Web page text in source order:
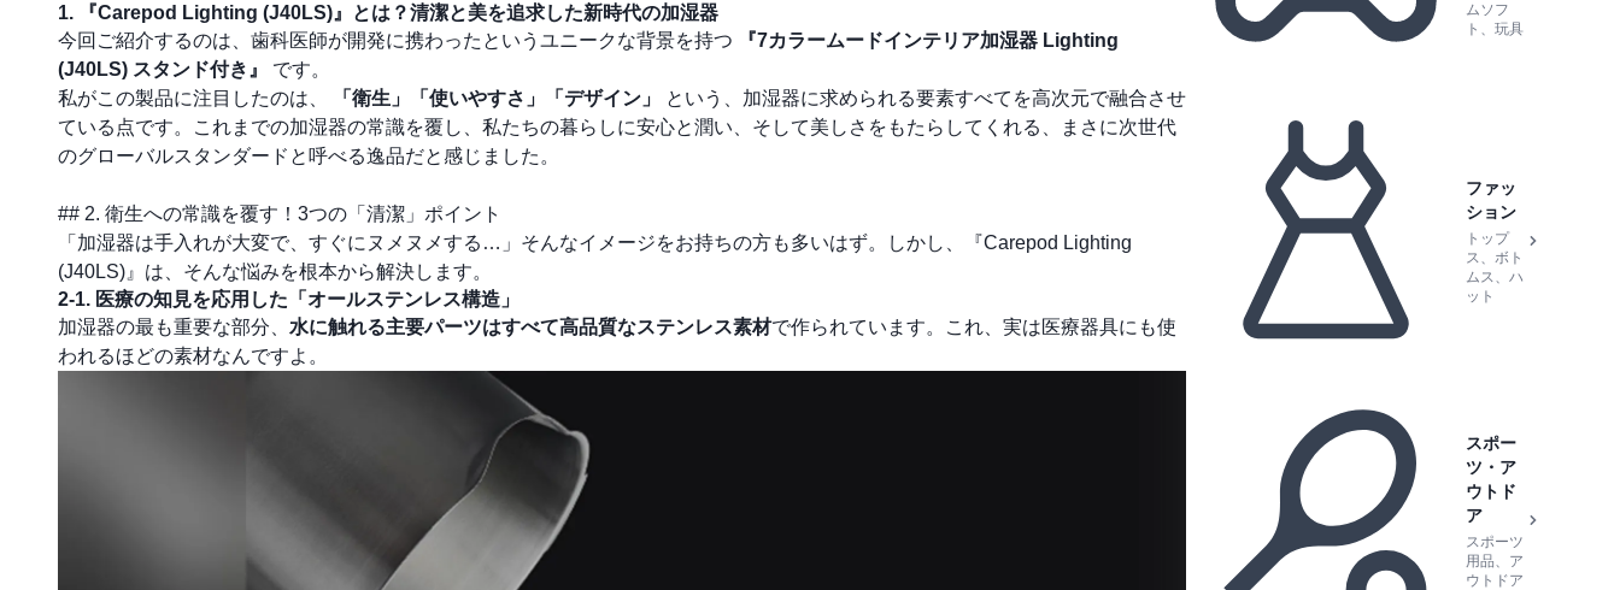
1. 『Carepod Lighting (J40LS)』とは？清潔と美を追求した新時代の加湿器
今回ご紹介するのは、歯科医師が開発に携わったというユニークな背景を持つ
『7カラームードインテリア加湿器 Lighting
(J40LS) スタンド付き』
です。
私がこの製品に注目したのは、
「衛生」「使いやすさ」「デザイン」
という、加湿器に求められる要素すべてを高次元で融合させ
ている点です。これまでの加湿器の常識を覆し、私たちの暮らしに安心と潤い、そして美しさをもたらしてくれる、まさに次世代
のグローバルスタンダードと呼べる逸品だと感じました。
## 2. 衛生への常識を覆す！3つの「清潔」ポイント
「加湿器は手入れが大変で、すぐにヌメヌメする…」そんなイメージをお持ちの方も多いはず。しかし、『Carepod Lighting
(J40LS)』は、そんな悩みを根本から解決します。
2-1. 医療の知見を応用した「オールステンレス構造」
加湿器の最も重要な部分、 水に触れる主要パーツはすべて高品質なステンレス素材で作られています。これ、実は医療器具にも使
われるほどの素材なんですよ。
ムソフ
ト、玩具
ファッ
ション
トップ
ス、ボト
ムス、ハ
ット
スポー
ツ・ア
ウトド
ア
スポーツ
用品、ア
ウトドア